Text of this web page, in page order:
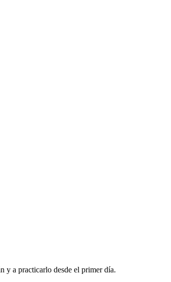
y a practicarlo desde el primer día.